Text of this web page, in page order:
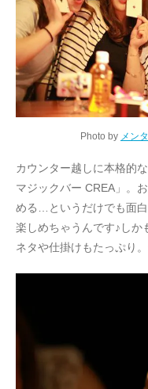
Photo by メン
カウンター越しに本格的
マジックバー CREA」。
める…というだけでも面
楽しめちゃうんです♪しか
ネタや仕掛けもたっぷり